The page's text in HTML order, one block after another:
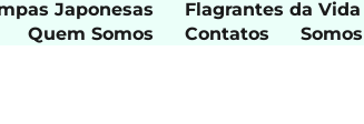
Japonesas Flagrantes da Vida
Quem Somos Contatos